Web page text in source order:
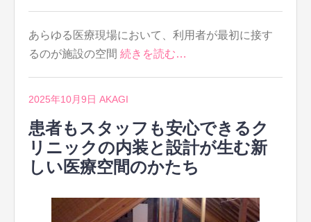
あらゆる医療現場において、利用者が最初に接す
るのが施設の空間 続きを読む…
2025年10月9日 AKAGI
患者もスタッフも安心できるク
リニックの内装と設計が生む新
しい医療空間のかたち